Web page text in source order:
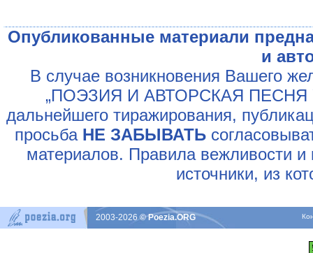
Опубликованные материали
и
В случае возникновения Вашего
„ПОЭЗИЯ И АВТОРСКАЯ ПЕСНЯ
дальнейшего тиражирования,
просьба НЕ ЗАБЫВАТЬ
материалов. Правила вежливости и
источники, из
2003-2026© Poezia.ORG